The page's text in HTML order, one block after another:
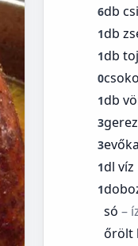
6db
1db
1db
0
1db
3
3
1dl víz
1
só –
őrölt